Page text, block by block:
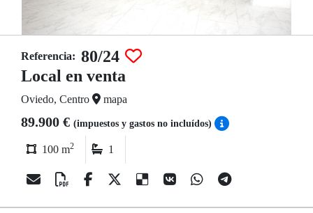
Referencia: 80/24
Local en venta
Oviedo, Centro mapa
89.900 € (impuestos y gastos no incluídos)
100 m2 1